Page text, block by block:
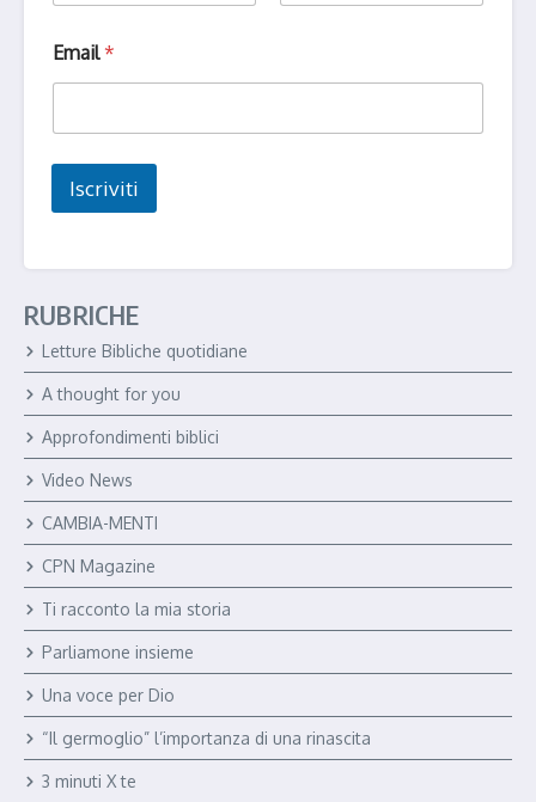
m
a
l
o
e
e
Email*
Iscriviti
RUBRICHE
Letture Bibliche quotidiane
A thought for you
Approfondimenti biblici
Video News
CAMBIA-MENTI
CPN Magazine
Ti racconto la mia storia
Parliamone insieme
Una voce per Dio
“Il germoglio” l’importanza di una rinascita
3 minuti X te